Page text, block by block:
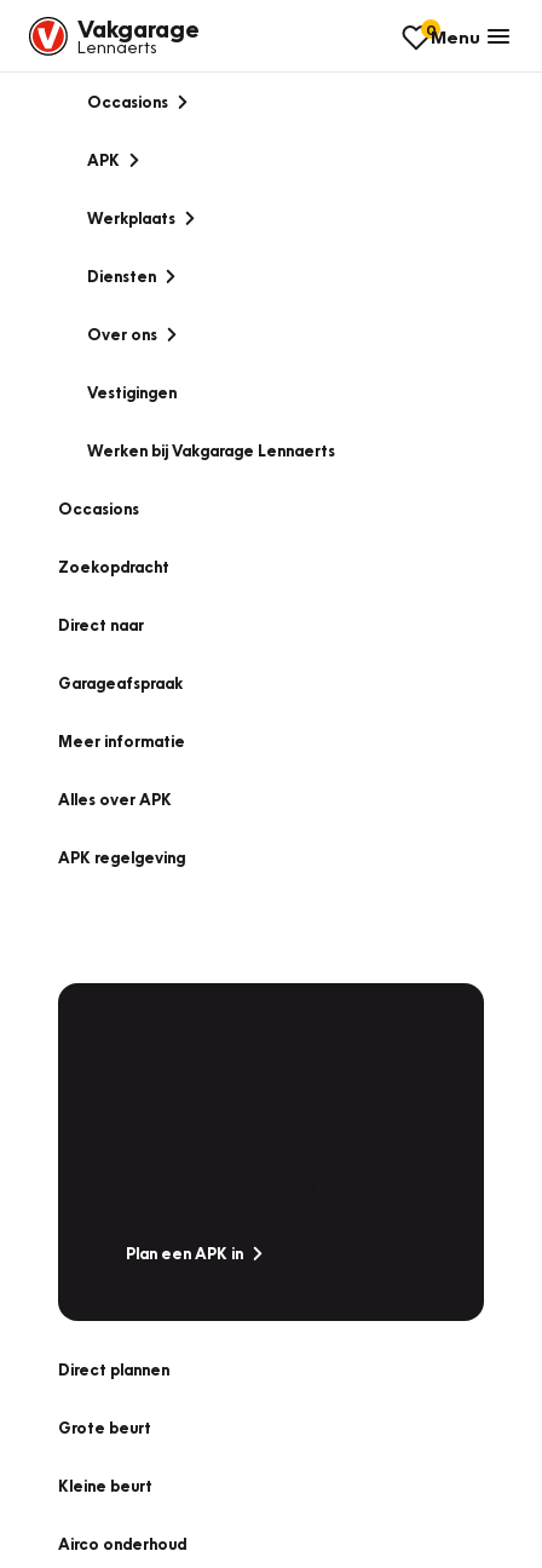
Vakgarage
Lennaerts
0Menu
Occasions
APK
Werkplaats
Diensten
Over ons
Vestigingen
Werken bij Vakgarage Lennaerts
Occasions
Zoekopdracht
Direct naar
Garageafspraak
Meer informatie
Alles over APK
APK regelgeving
Plan een APK in
Direct plannen
Grote beurt
Kleine beurt
Airco onderhoud